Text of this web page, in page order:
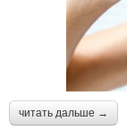
читать дальше →